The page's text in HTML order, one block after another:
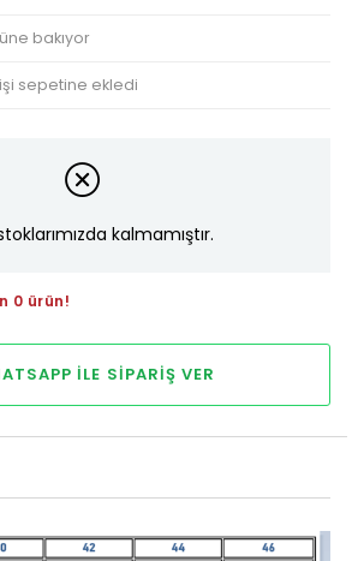
bakıyor
sepetine ekledi
kalmamıştır.
0 ürün!
ILE SIPARIŞ VER